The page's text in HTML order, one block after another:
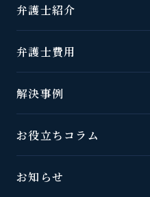
弁護士紹介
弁護士費用
解決事例
お役立ちコラム
お知らせ